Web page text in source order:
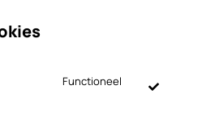
Functioneel
Consent